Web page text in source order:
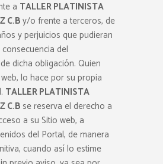
a TALLER PLATINISTA
C.By/o frente a terceros, de
y perjuicios que pudieran
del
dicha obligación. Quien
lo hace por su propia
TALLER PLATINISTA
C.B se reserva el derecho a
a su Sitio web, a
del Portal, de manera
cuando así lo estime